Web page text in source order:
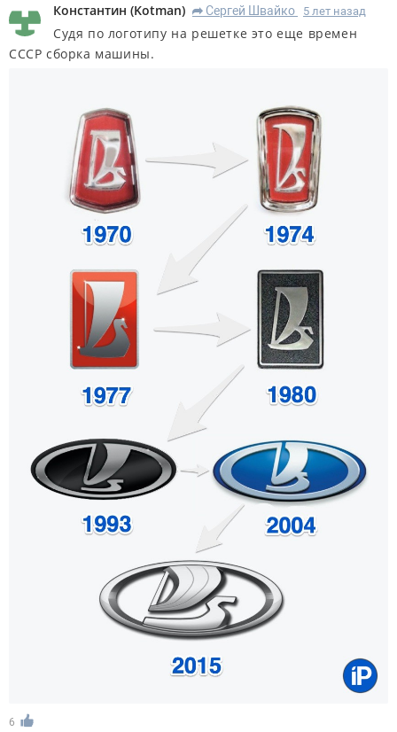
Константин (Kotman) R Сергей Швайко 5 лет назад
Судя по логотипу на решетке это еще времен
СССР сборка машины.
6